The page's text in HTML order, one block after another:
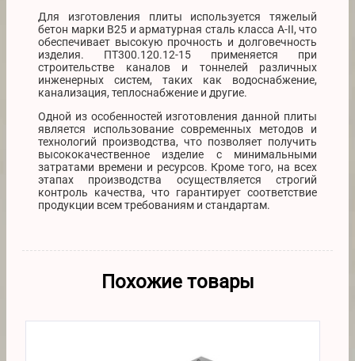
Для изготовления плиты используется тяжелый
бетон марки В25 и арматурная сталь класса А-II, что
обеспечивает высокую прочность и долговечность
изделия. ПТ300.120.12-15 применяется при
строительстве каналов и тоннелей различных
инженерных систем, таких как водоснабжение,
канализация, теплоснабжение и другие.
Одной из особенностей изготовления данной плиты
является использование современных методов и
технологий производства, что позволяет получить
высококачественное изделие с минимальными
затратами времени и ресурсов. Кроме того, на всех
этапах производства осуществляется строгий
контроль качества, что гарантирует соответствие
продукции всем требованиям и стандартам.
Похожие товары